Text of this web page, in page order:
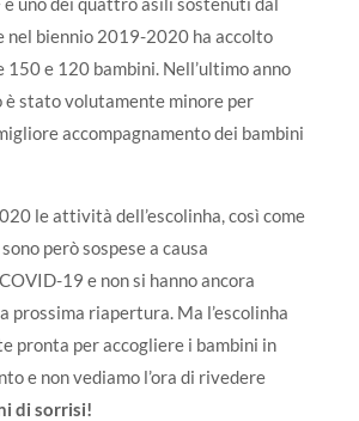
nel biennio 2019-2020 ha accolto
e 120 bambini. Nell’ultimo anno
stato volutamente minore per
accompagnamento dei bambini
le attività dell’escolinha, così come
però sospese a causa
19 e non si hanno ancora
prossima riapertura. Ma l’escolinha
pronta per accogliere i bambini in
e non vediamo l’ora di rivedere
di sorrisi!